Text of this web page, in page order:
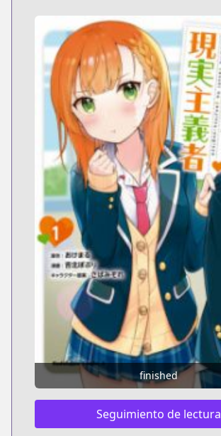
finished
Seguimiento de lectura